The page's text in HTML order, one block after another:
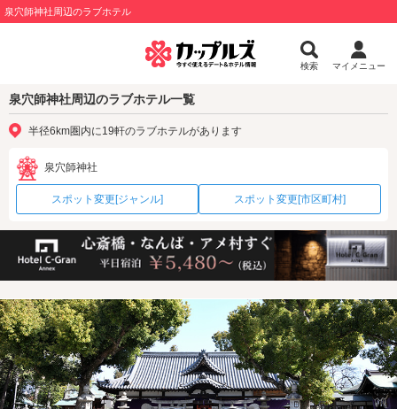
泉穴師神社周辺のラブホテル
検索 マイメニュー
泉穴師神社周辺のラブホテル一覧
半径6km圏内に19軒のラブホテルがあります
泉穴師神社
スポット変更[ジャンル] スポット変更[市区町村]